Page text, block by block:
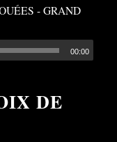
- GRAND
00:00
DE